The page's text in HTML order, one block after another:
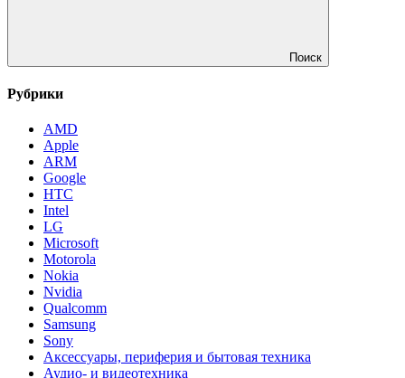
Поиск
Рубрики
AMD
Apple
ARM
Google
HTC
Intel
LG
Microsoft
Motorola
Nokia
Nvidia
Qualcomm
Samsung
Sony
Аксессуары, периферия и бытовая техника
Аудио- и видеотехника